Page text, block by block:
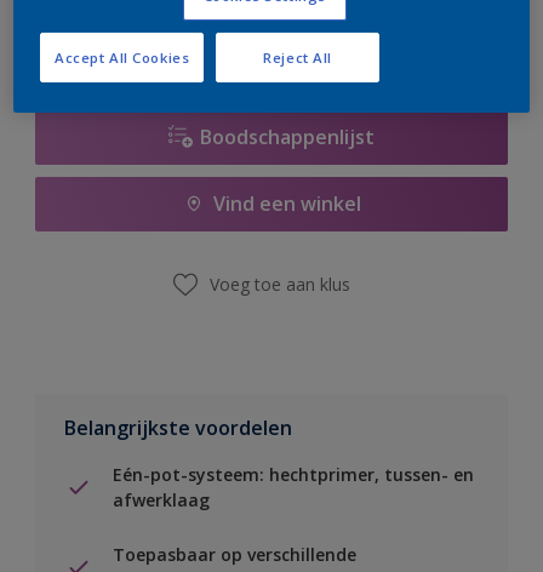
Boodschappenlijst
Vind een winkel
Voeg toe aan klus
Belangrijkste voordelen
Eén-pot-systeem: hechtprimer, tussen- en
afwerklaag
Toepasbaar op verschillende
Reject All
Accept All Cookies